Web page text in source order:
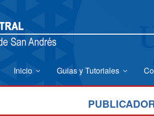
Inicio Guias y Tutoriales